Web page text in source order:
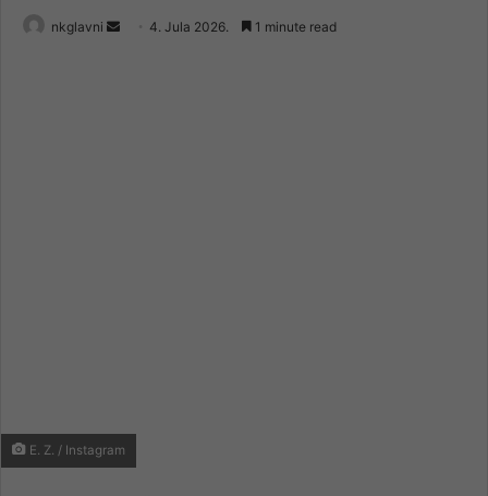
nkglavni
Send 4. Jula 2026. 1 minute read
E. Z. / Instagram